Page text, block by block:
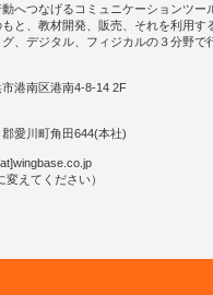
動へつなげるコミュニケーションツー
もと、教材開発、販売、それを利用す
、デジタル、フィジカルの３分野で
港南区港南4-8-14 2F
愛川町角田644(本社)
変えてください）